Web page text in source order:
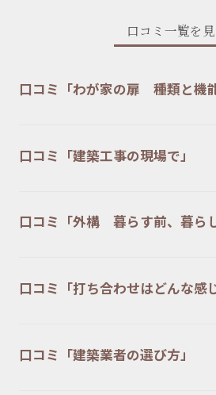
口コミ一覧を
口コミ「わが家の扉 種類と機能
口コミ「建築工事の現場で」
口コミ「外構 暮らす前、暮らし
口コミ「打ち合わせはどんな感
口コミ「建築業者の選び方」